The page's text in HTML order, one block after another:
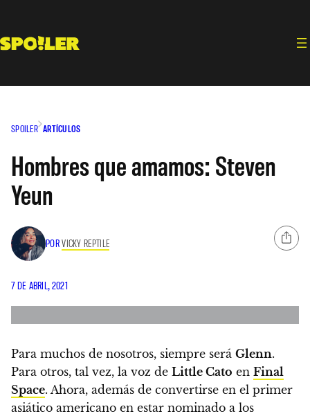
contenido
SPOILER ARTÍCULOS
Hombres que amamos: Steven
Yeun
PORVICKY REPTILE
7 DE ABRIL, 2021
Para muchos de nosotros, siempre será Glenn.
Para otros, tal vez, la voz de Little Cato en Final
Space. Ahora, además de convertirse en el primer
asiático americano en estar nominado a los